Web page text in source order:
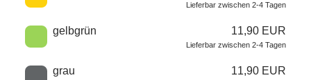
Lieferbar zwischen 2-4 Tagen
gelbgrün 11,90 EUR
Lieferbar zwischen 2-4 Tagen
grau 11,90 EUR